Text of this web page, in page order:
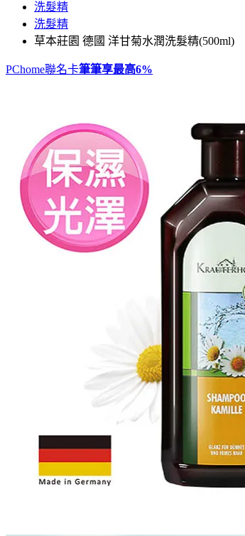
洗髮精
洗髮精
草本莊園 德國 洋甘菊水潤洗髮精(500ml)
PChome聯名卡筆筆享最高6%